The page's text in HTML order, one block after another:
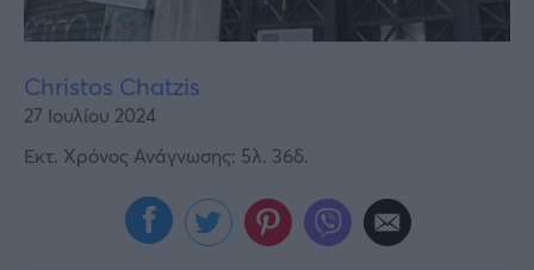
Christos Chatzis
27 Ιουλίου 2024
Εκτ. Χρόνος Ανάγνωσης: 5λ. 36δ.